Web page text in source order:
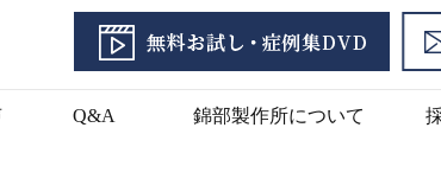
Q&A 錦部製作所について